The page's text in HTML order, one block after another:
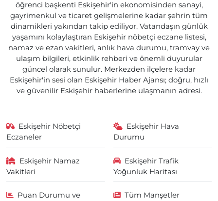
öğrenci başkenti Eskişehir'in ekonomisinden sanayi,
gayrimenkul ve ticaret gelişmelerine kadar şehrin tüm
dinamikleri yakından takip ediliyor. Vatandaşın günlük
yaşamını kolaylaştıran Eskişehir nöbetçi eczane listesi,
namaz ve ezan vakitleri, anlık hava durumu, tramvay ve
ulaşım bilgileri, etkinlik rehberi ve önemli duyurular
güncel olarak sunulur. Merkezden ilçelere kadar
Eskişehir'in sesi olan Eskişehir Haber Ajansı; doğru, hızlı
ve güvenilir Eskişehir haberlerine ulaşmanın adresi.
Eskişehir Nöbetçi
Eczaneler
Eskişehir Hava
Durumu
Eskişehir Namaz
Vakitleri
Eskişehir Trafik
Yoğunluk Haritası
Puan Durumu ve
Tüm Manşetler